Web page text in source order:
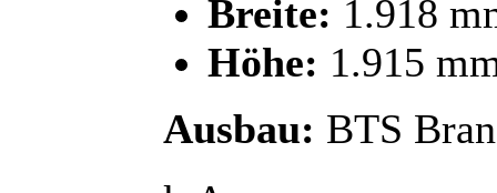
Breite: 1.918
Höhe: 1.915
Ausbau: BTS